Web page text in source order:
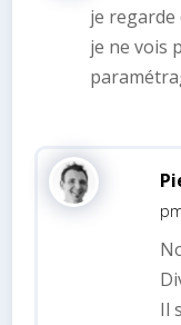
je regarde
je ne vois
Il